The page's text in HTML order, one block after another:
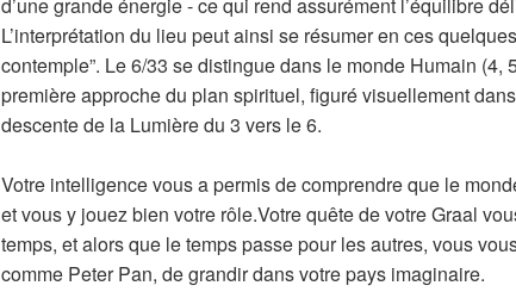
L’interprétation du lieu peut ainsi se résumer en ces
contemple”. Le 6/33 se distingue dans le monde Humain (4,
première approche du plan spirituel, figuré visuellement
descente de la Lumière du 3 vers le 6.
Votre intelligence vous a permis de comprendre que le
et vous y jouez bien votre rôle.Votre quête de votre Graal
temps, et alors que le temps passe pour les autres, vous
comme Peter Pan, de grandir dans votre pays imaginaire.